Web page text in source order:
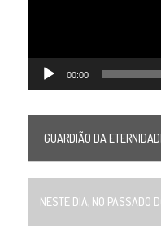
00:00
GUARDIÃO DA
NESTE DIA, NO PASSADO